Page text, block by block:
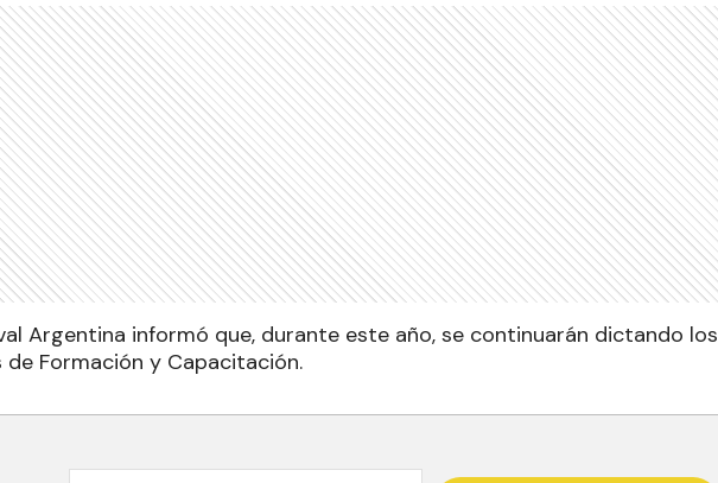
Argentina informó que, durante este año, se continuarán dictando los
de Formación y Capacitación.